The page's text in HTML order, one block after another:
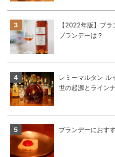
【2022年版】ブ
ブランデーは？
レミーマルタン ル
世の起源とライン
ブランデーにおす